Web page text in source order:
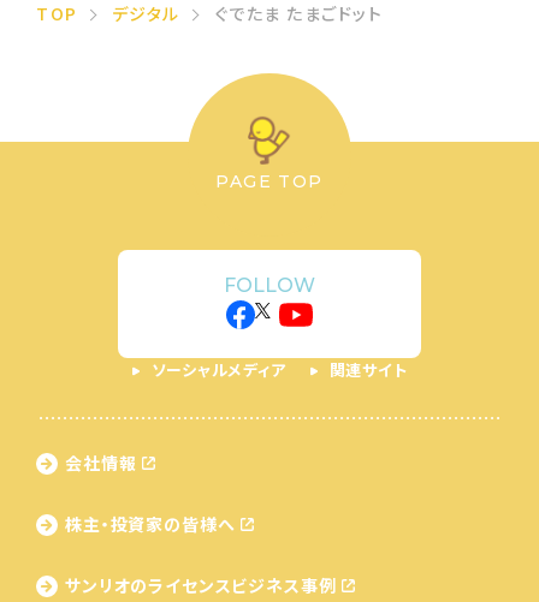
TOP デジタル ぐでたま たまごドット
PAGE TOP
FOLLOW
ソーシャルメディア 関連サイト
会社情報
株主・投資家の皆様へ
サンリオのライセンスビジネス事例